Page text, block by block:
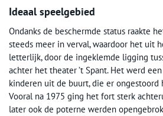
Ideaal speelgebied
Ondanks de beschermde status raakte
steeds meer in verval, waardoor het uit
letterlijk, door de ingeklemde ligging
achter het theater ’t Spant. Het werd
kinderen uit de buurt, die er ongestoord
Vooral na 1975 ging het fort sterk
later ook de poterne werden